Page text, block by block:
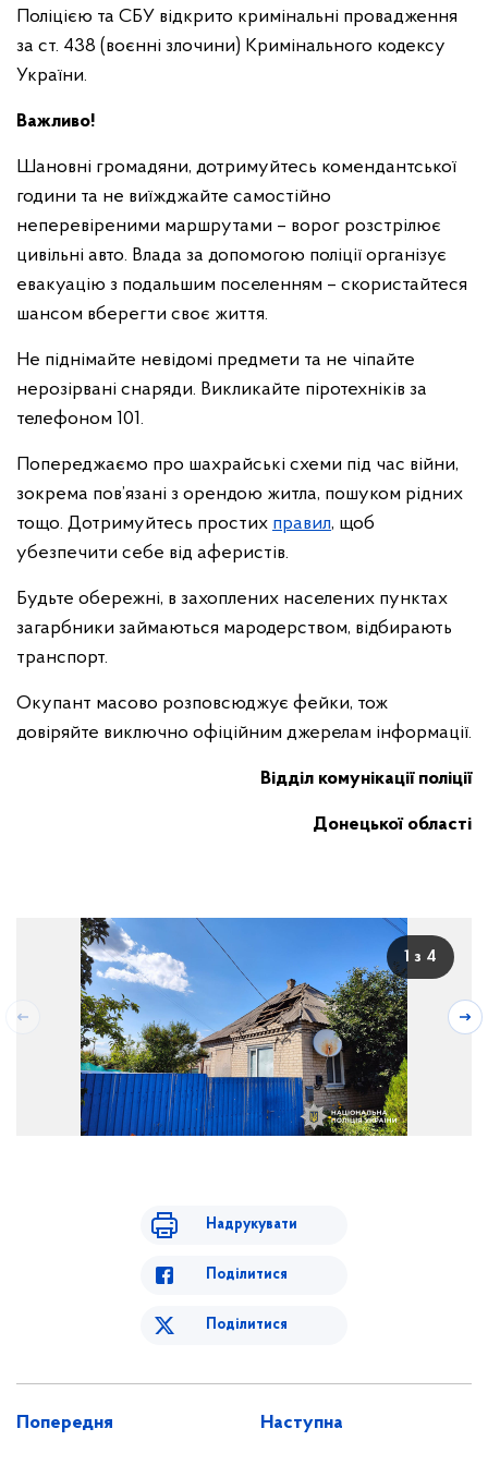
Поліцією та СБУ відкрито кримінальні провадження
за ст. 438 (воєнні злочини) Кримінального кодексу
України.
Важливо!
Шановні громадяни, дотримуйтесь комендантської
години та не виїжджайте самостійно
неперевіреними маршрутами – ворог розстрілює
цивільні авто. Влада за допомогою поліції організує
евакуацію з подальшим поселенням – скористайтеся
шансом вберегти своє життя.
Не піднімайте невідомі предмети та не чіпайте
нерозірвані снаряди. Викликайте піротехніків за
телефоном 101.
Попереджаємо про шахрайські схеми під час війни,
зокрема пов’язані з орендою житла, пошуком рідних
тощо. Дотримуйтесь простих правил, щоб
убезпечити себе від аферистів.
Будьте обережні, в захоплених населених пунктах
загарбники займаються мародерством, відбирають
транспорт.
Окупант масово розповсюджує фейки, тож
довіряйте виключно офіційним джерелам інформації.
Відділ комунікації поліції
Донецької області
1 з 4
Надрукувати
Поділитися
Поділитися
Попередня Наступна